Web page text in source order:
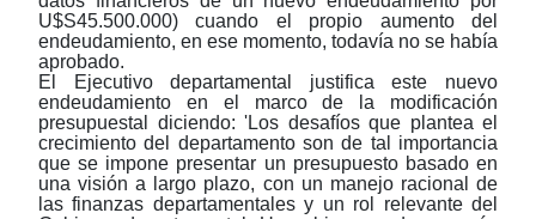
U$S45.500.000) cuando el propio aumento del
endeudamiento, en ese momento, todavía no se había
aprobado.
E l Ejecutivo departamental justifica este nuevo
endeudamiento en el marco de la modificación
presupuestal diciendo: 'Los desafíos que plantea el
crecimiento del departamento son de tal importancia
que se impone presentar un presupuesto basado en
una visión a largo plazo, con un manejo racional de
las finanzas departamentales y un rol relevante del